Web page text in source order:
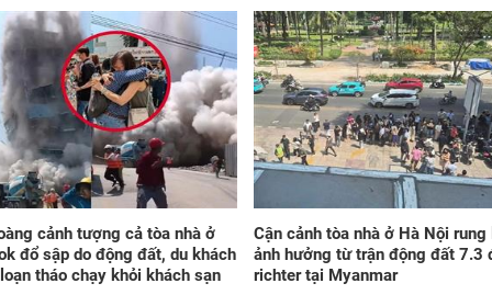
7/
cảnh tượng cả tòa nhà ở
đổ sập do động đất, du khách
tháo chạy khỏi khách sạn
Cận cảnh tòa nhà ở Hà Nội rung
ảnh hưởng từ trận động đất 7.3
richter tại Myanmar